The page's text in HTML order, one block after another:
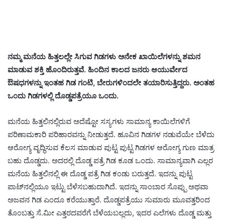
ನಮ್ಮ ಮನೆಯ ಹಿತ್ತಲಲ್ಲೇ ಸಿಗುವ ಗಿಡಗಳು ಅನೇಕ ಖಾಯಿಲೆಗಳನ್ನು ಶಮನ
ಮಾಡುವ ಶಕ್ತಿ ಹೊಂದಿರುತ್ತವೆ. ಹಿಂದಿನ ಕಾಲದ ಜನರು ಆಯುರ್ವೇದ
ಔಷಧಗಳನ್ನು ಇಂತಹ ಗಿಡ ಗಂಟಿ, ಬೇರುಗಳಿಂದಲೇ ತಯಾರಿಸುತ್ತಿದ್ದರು. ಅಂತಹ
ಒಂದು ಗಿಡಗಳಲ್ಲಿ ದೊಡ್ಡಪತ್ರೆಯೂ ಒಂದು.
ಮನೆಯ ಹಿತ್ತಲಿನಲ್ಲಿರುವ ಅದೆಷ್ಟೋ ಸಸ್ಯಗಳು ಸಾಮಾನ್ಯ ಕಾಯಿಲೆಗಳಿಗೆ
ಪರಿಣಾಮಕಾರಿ ಪರಿಹಾರವನ್ನು ನೀಡುತ್ತದೆ. ಹೂವಿನ ಗಿಡಗಳ ನಡುವೆಯೇ ಬೆಳೆದು
ಆರೋಗ್ಯ ವೃದ್ಧಿಸುವ ಕೆಲಸ ಮಾಡುವ ಪುಟ್ಟ ಪುಟ್ಟ ಗಿಡಗಳ ಆರೋಗ್ಯ ಗುಣ ಮಾತ್ರ
ಬಹು ದೊಡ್ಡದು. ಅದರಲ್ಲಿ ದೊಡ್ಡ ಪತ್ರೆ ಗಿಡ ಕೂಡ ಒಂದು. ಸಾಮಾನ್ಯವಾಗಿ ಎಲ್ಲರ
ಮನೆಯ ಹಿತ್ತಲಿನಲ್ಲಿ ಈ ದೊಡ್ಡ ಪತ್ರೆ ಗಿಡ ಕಂಡು ಬರುತ್ತದೆ. ಇದನ್ನು ಪುಟ್ಟ
ಪಾಟ್‌ನಲ್ಲಿಯೂ ಇಟ್ಟು ಬೆಳೆಸಬಹುದಾಗಿದೆ. ಇದನ್ನು ಸಾಂಬಾರ ಸೊಪ್ಪು ಅಥವಾ
ಅಜವನ ಗಿಡ ಎಂದೂ ಕರೆಯುತ್ತಾರೆ. ದೊಡ್ಡಪತ್ರೆಯು ಸುಮಾರು ಮೂವತ್ತರಿಂದ
ತೊಂಬತ್ತು ಸೆ.ಮೀ ಎತ್ತರದವರೆಗೆ ಬೆಳೆಯಬಲ್ಲದು, ಇದರ ಎಲೆಗಳು ದೊಡ್ಡ ಮತ್ತು